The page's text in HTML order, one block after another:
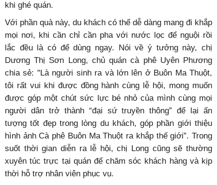
khi ghé quán.
Với phần quà này, du khách có thể dễ dàng mang đi khắp
mọi nơi, khi cần chỉ cần pha với nước lọc để nguội rồi
lắc đều là có để dùng ngay. Nói về ý tưởng này, chị
Dương Thị Sơn Long, chủ quán cà phê Uyên Phương
chia sẻ: "Là người sinh ra và lớn lên ở Buôn Ma Thuột,
tôi rất vui khi được đồng hành cùng lễ hội, mong muốn
được góp một chút sức lực bé nhỏ của mình cùng mọi
người dân trở thành “đại sứ truyền thông” để lại ấn
tượng tốt đẹp trong lòng du khách, góp phần giới thiệu
hình ảnh Cà phê Buôn Ma Thuột ra khắp thế giới”. Trong
suốt thời gian diễn ra lễ hội, chị Long cũng sẽ thường
xuyên túc trực tại quán để chăm sóc khách hàng và kịp
thời hỗ trợ nhân viên phục vụ.